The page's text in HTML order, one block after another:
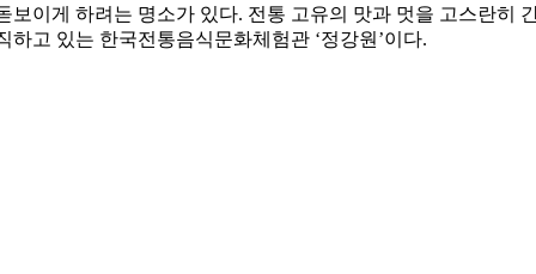
보이게 하려는 명소가 있다. 전통 고유의 맛과 멋을 고스란히
하고 있는 한국전통음식문화체험관 ‘정강원’이다.